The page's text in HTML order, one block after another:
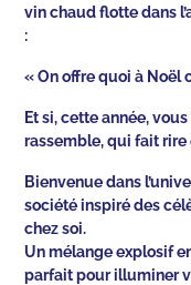
vin chaud flotte dans
:
« On offre quoi à Noël
Et si, cette année,
rassemble, qui fait rire
Bienvenue dans
société inspiré des
chez soi.
Un mélange explosif
parfait pour illuminer